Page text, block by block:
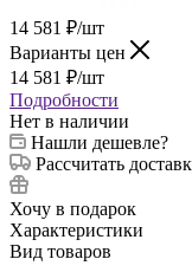
14 581 ₽/шт
Варианты цен
14 581 ₽/шт
Подробности
Нет в наличии
Нашли дешевле?
Рассчитать
Хочу в подарок
Характеристики
Вид товаров